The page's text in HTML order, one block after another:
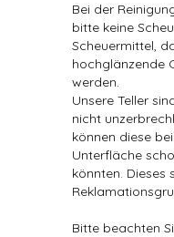
Bei der
bitte keine
Scheuermittel,
hochglänzende
werden.
Unsere Teller
nicht
können diese
Unterfläche
könnten. Dieses
Bitte beachten